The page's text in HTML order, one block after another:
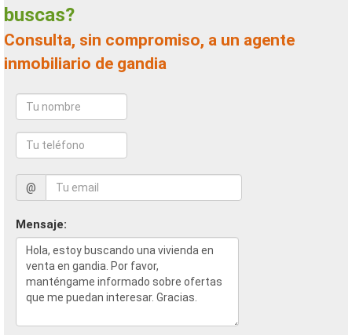
buscas?
Consulta, sin compromiso, a un agente
inmobiliario de gandia
@
Mensaje: